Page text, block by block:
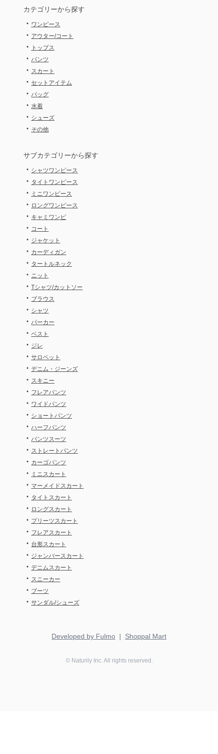
カテゴリーから探す
・ ワンピース
・ アウター/コート
・ トップス
・ パンツ
・ スカート
・ セットアイテム
・ バッグ
・ 水着
・ シューズ
・ その他
サブカテゴリーから探す
・ シャツワンピース
・ タイトワンピース
・ ミニワンピース
・ ロングワンピース
・ キャミワンピ
・ コート
・ ジャケット
・ カーディガン
・ タートルネック
・ ニット
・ Tシャツ/カットソー
・ ブラウス
・ シャツ
・ パーカー
・ ベスト
・ ジレ
・ サロペット
・ デニム・ジーンズ
・ スキニー
・ フレアパンツ
・ ワイドパンツ
・ ショートパンツ
・ ハーフパンツ
・ パンツスーツ
・ ストレートパンツ
・ カーゴパンツ
・ ミニスカート
・ マーメイドスカート
・ タイトスカート
・ ロングスカート
・ プリーツスカート
・ フレアスカート
・ 台形スカート
・ ジャンパースカート
・ デニムスカート
・ スニーカー
・ ブーツ
・ サンダル/シューズ
Developed by Fulmo | Shoppal Mart
© NaturilyInc. All rights reserved.